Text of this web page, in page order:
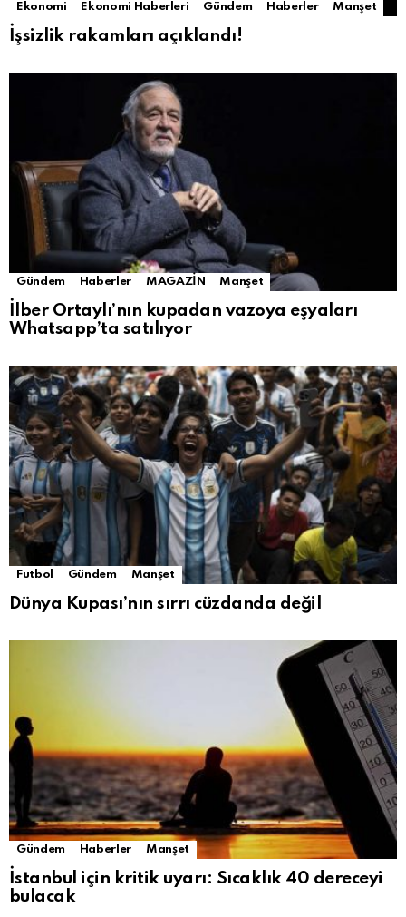
Ekonomi Ekonomi Haberleri Gündem Haberler Manşet
İşsizlik rakamları açıklandı!
Gündem Haberler MAGAZİN Manşet
İlber Ortaylı’nın kupadan vazoya eşyaları
Whatsapp’ta satılıyor
Futbol Gündem Manşet
Dünya Kupası’nın sırrı cüzdanda değil
Gündem Haberler Manşet
İstanbul için kritik uyarı: Sıcaklık 40 dereceyi
bulacak